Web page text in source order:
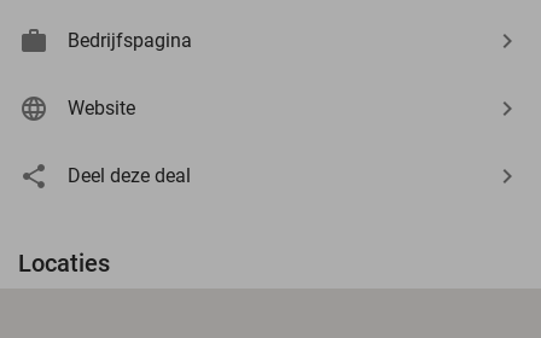
Bedrijfspagina
Website
Deel deze deal
Locaties